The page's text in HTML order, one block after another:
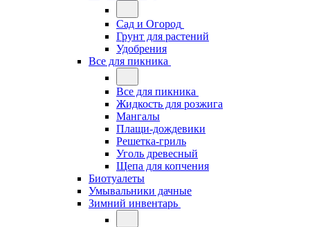
Сад и Огород
Грунт для растений
Удобрения
Все для пикника
Все для пикника
Жидкость для розжига
Мангалы
Плащи-дождевики
Решетка-гриль
Уголь древесный
Щепа для копчения
Биотуалеты
Умывальники дачные
Зимний инвентарь